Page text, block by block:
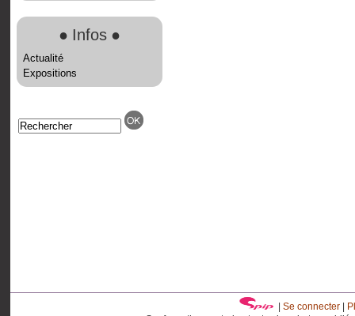
● Infos ●
Actualité
Expositions
Se connecter|